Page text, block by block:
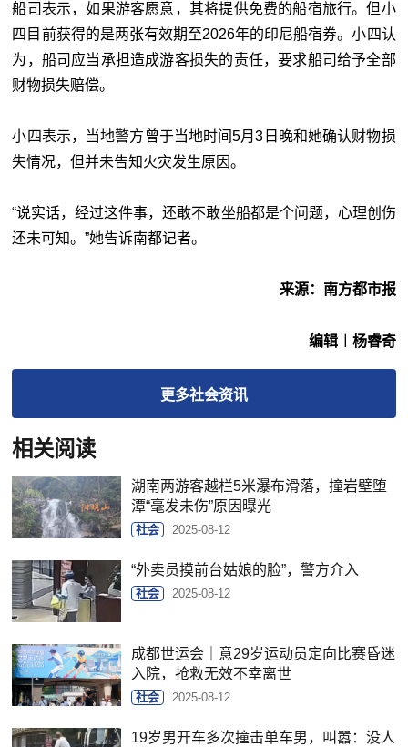
船司表示，如果游客愿意，其将提供免费的船宿旅行。但小
四目前获得的是两张有效期至2026年的印尼船宿券。小四认
为，船司应当承担造成游客损失的责任，要求船司给予全部
财物损失赔偿。
小四表示，当地警方曾于当地时间5月3日晚和她确认财物损
失情况，但并未告知火灾发生原因。
“说实话，经过这件事，还敢不敢坐船都是个问题，心理创伤
还未可知。”她告诉南都记者。
来源：南方都市报
编辑︱杨睿奇
更多社会资讯
相关阅读
湖南两游客越栏5米瀑布滑落，撞岩壁堕
潭“毫发未伤”原因曝光
社会 2025-08-12
“外卖员摸前台姑娘的脸”，警方介入
社会 2025-08-12
成都世运会｜意29岁运动员定向比赛昏迷
入院，抢救无效不幸离世
社会 2025-08-12
19岁男开车多次撞击单车男，叫嚣：没人